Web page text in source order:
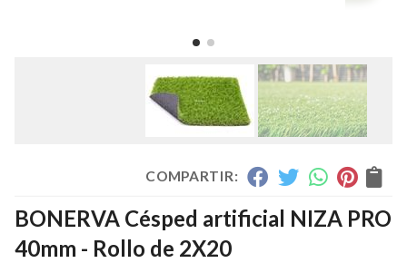
COMPARTIR:
BONERVA Césped artificial NIZA PRO
40mm - Rollo de 2X20